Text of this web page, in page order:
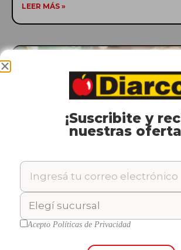
LEER MÁS »
Lista de compras básica
organizar tu mes
Descubrí qué productos no pueden faltar en tu
básica y cómo organizarte mejor para que la
¡Suscribite y
nuestras
Acepto Políticas de Privacidad